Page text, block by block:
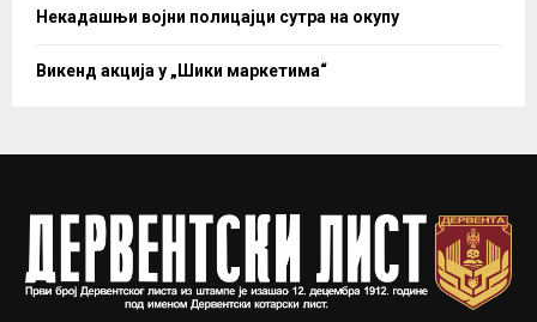
Некадашњи војни полицајци сутра на окупу
Викенд акција у „Шики маркетима“